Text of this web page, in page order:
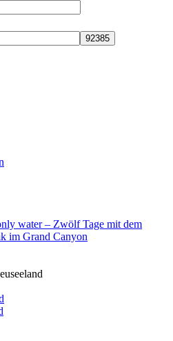
water – Zwölf Tage mit dem
im Grand Canyon